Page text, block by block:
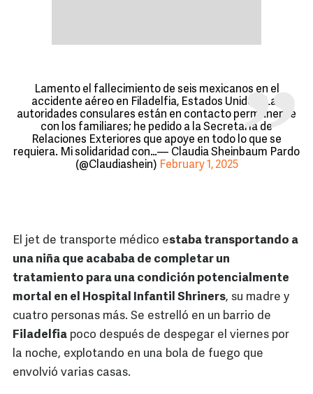
Lamento el fallecimiento de seis mexicanos en el
accidente aéreo en Filadelfia, Estados Unidos. Las
autoridades consulares están en contacto permanente
con los familiares; he pedido a la Secretaría de
Relaciones Exteriores que apoye en todo lo que se
requiera. Mi solidaridad con…— Claudia Sheinbaum Pardo
(@Claudiashein) February 1, 2025
El jet de transporte médico estaba transportando a
una niña que acababa de completar un
tratamiento para una condición potencialmente
mortal en el Hospital Infantil Shriners, su madre y
cuatro personas más. Se estrelló en un barrio de
Filadelfia poco después de despegar el viernes por
la noche, explotando en una bola de fuego que
envolvió varias casas.